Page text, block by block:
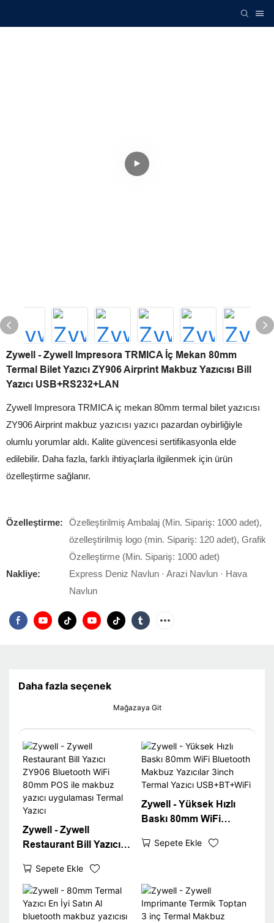
Zywell - Zywell Impresora TRMICA İç Mekan 80mm
Termal Bilet Yazıcı ZY906 Airprint Makbuz Yazıcısı Bill
Yazıcı USB+RS232+LAN
Zywell Impresora TRMICA iç mekan 80mm termal bilet yazıcısı
ZY906 Airprint makbuz yazıcısı yazıcı pazardan oybirliğiyle
olumlu yorumlar aldı. Kalite güvencesi sertifikasyonla elde
edilebilir. Daha fazla, farklı ihtiyaçlarla ilgilenmek için ürün
özelleştirme sağlanır.
Özelleştirme:
Özelleştirilmiş Ambalaj (Min. Sipariş: 1000 adet),
özelleştirilmiş logo (min. Sipariş: 120 adet), Grafik
Özelleştirme (Min. Sipariş: 1000 adet)
Nakliye:
Express Deniz Navlun · Arazi Navlun · Hava
Navlun
Daha fazla seçenek
Mağazaya Git
Zywell - Zywell
Restaurant Bill Yazıcı
80mm POS ile makbuz
yazıcı uygulaması
Termal Yazıcı
Sepete Ekle
Zywell - Yüksek Hızlı
Baskı 80mm WiFi
Yazıcılar 3inch Termal
Sepete Ekle